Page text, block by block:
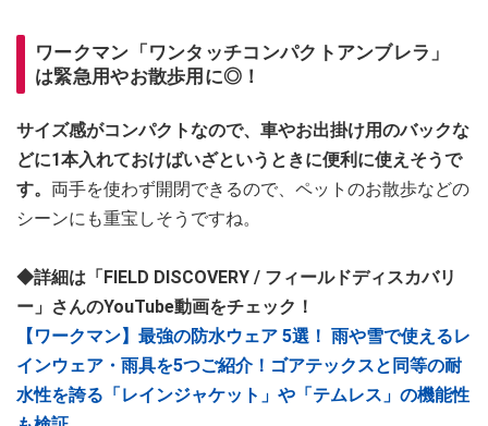
ワークマン「ワンタッチコンパクトアンブレラ」
は緊急用やお散歩用に◎！
サイズ感がコンパクトなので、車やお出掛け用のバックな
どに1本入れておけばいざというときに便利に使えそうで
す。 両手を使わず開閉できるので、ペットのお散歩などの
シーンにも重宝しそうですね。
◆詳細は「FIELD DISCOVERY / フィールドディスカバリ
ー」さんのYouTube動画をチェック！
【ワークマン】最強の防水ウェア 5選！ 雨や雪で使えるレ
インウェア・雨具を5つご紹介！ゴアテックスと同等の耐
水性を誇る「レインジャケット」や「テムレス」の機能性